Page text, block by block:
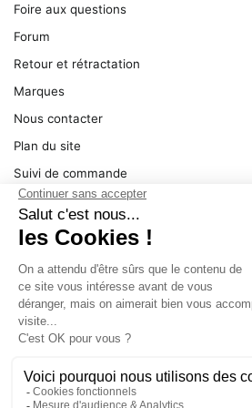
Foire aux questions
Forum
Retour et rétractation
Marques
Nous contacter
Plan du site
Suivi de commande
Ma facture
Mentions légales
SERVICE
Pièces détachées
Catégories de produit
Dépannage
Le magasin